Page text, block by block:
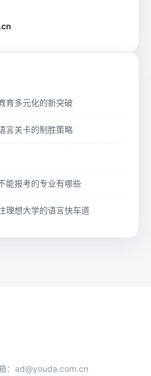
育多元化的新突破
言关卡的制胜策略
能报考的专业有哪些
理想大学的语言快车道
：ad@youda.com.cn